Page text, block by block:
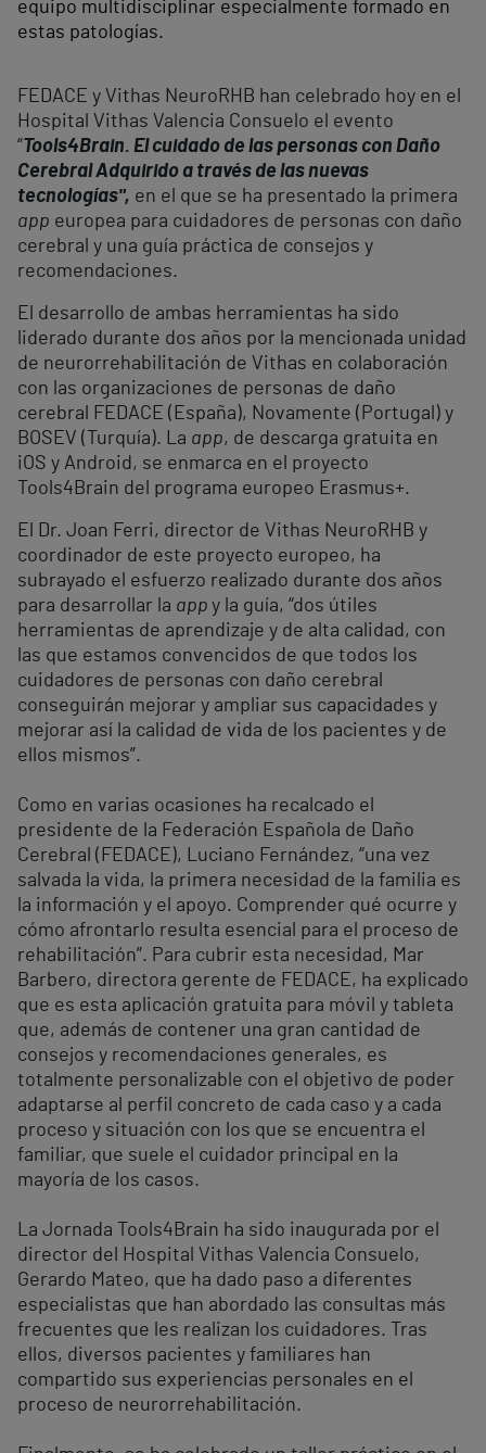
equipo multidisciplinar especialmente formado en
estas patologías.
FEDACE y Vithas NeuroRHB han celebrado hoy en el
Hospital Vithas Valencia Consuelo el evento
“Tools4Brain. El cuidado de las personas con Daño
Cerebral Adquirido a través de las nuevas
tecnologías", en el que se ha presentado la primera
app europea para cuidadores de personas con daño
cerebral y una guía práctica de consejos y
recomendaciones.
El desarrollo de ambas herramientas ha sido
liderado durante dos años por la mencionada unidad
de neurorrehabilitación de Vithas en colaboración
con las organizaciones de personas de daño
cerebral FEDACE (España), Novamente (Portugal) y
BOSEV (Turquía). La app, de descarga gratuita en
iOS y Android, se enmarca en el proyecto
Tools4Brain del programa europeo Erasmus+.
El Dr. Joan Ferri, director de Vithas NeuroRHB y
coordinador de este proyecto europeo, ha
subrayado el esfuerzo realizado durante dos años
para desarrollar la app y la guía, “dos útiles
herramientas de aprendizaje y de alta calidad, con
las que estamos convencidos de que todos los
cuidadores de personas con daño cerebral
conseguirán mejorar y ampliar sus capacidades y
mejorar así la calidad de vida de los pacientes y de
ellos mismos”.
Como en varias ocasiones ha recalcado el
presidente de la Federación Española de Daño
Cerebral (FEDACE), Luciano Fernández, “una vez
salvada la vida, la primera necesidad de la familia es
la información y el apoyo. Comprender qué ocurre y
cómo afrontarlo resulta esencial para el proceso de
rehabilitación”. Para cubrir esta necesidad, Mar
Barbero, directora gerente de FEDACE, ha explicado
que es esta aplicación gratuita para móvil y tableta
que, además de contener una gran cantidad de
consejos y recomendaciones generales, es
totalmente personalizable con el objetivo de poder
adaptarse al perfil concreto de cada caso y a cada
proceso y situación con los que se encuentra el
familiar, que suele el cuidador principal en la
mayoría de los casos.
La Jornada Tools4Brain ha sido inaugurada por el
director del Hospital Vithas Valencia Consuelo,
Gerardo Mateo, que ha dado paso a diferentes
especialistas que han abordado las consultas más
frecuentes que les realizan los cuidadores. Tras
ellos, diversos pacientes y familiares han
compartido sus experiencias personales en el
proceso de neurorrehabilitación.